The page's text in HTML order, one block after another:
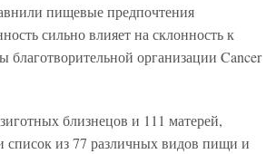
пищевые предпочтения
сильно влияет на склонность к
организации Cancer
близнецов и 111 матерей,
из 77 различных видов пищи и